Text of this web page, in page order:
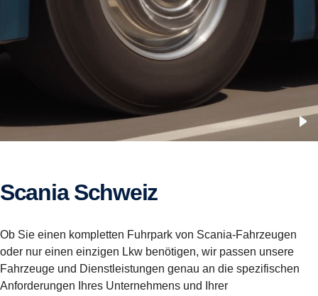
Scania Schweiz
Ob Sie einen kompletten Fuhrpark von Scania-Fahrzeugen
oder nur einen einzigen Lkw benötigen, wir passen unsere
Fahrzeuge und Dienstleistungen genau an die spezifischen
Anforderungen Ihres Unternehmens und Ihrer